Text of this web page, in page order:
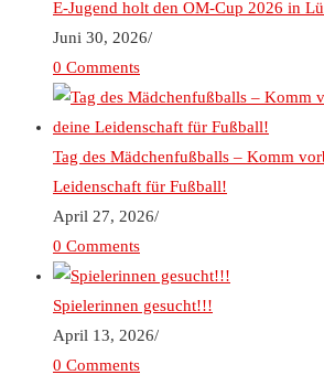
E-Jugend holt den OM-Cup 2026 in
Juni 30, 2026/
0 Comments
Tag des Mädchenfußballs – Komm
Leidenschaft für Fußball!
April 27, 2026/
0 Comments
Spielerinnen gesucht!!!
April 13, 2026/
0 Comments